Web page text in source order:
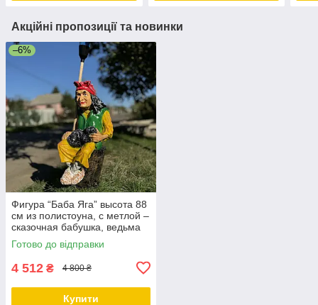
Акційні пропозиції та новинки
–6%
Фигура “Баба Яга” высота 88
см из полистоуна, с метлой –
сказочная бабушка, ведьма
из сказок, волшебный декор
Готово до відправки
4 512 ₴ 4 800 ₴
Купити